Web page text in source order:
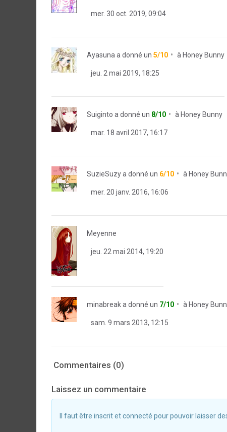
mer. 30 oct. 2019, 09:04
Ayasuna a donné un 5/10 à Honey Bunny
jeu. 2 mai 2019, 18:25
Suiginto a donné un 8/10 à Honey Bunny
mar. 18 avril 2017, 16:17
SuzieSuzya donné un 6/10 à Honey
mer. 20 janv. 2016, 16:06
Meyenne
jeu. 22 mai 2014, 19:20
minabreaka donné un 7/10 à Honey
sam. 9 mars 2013, 12:15
Commentaires (0)
Laissez un commentaire
Il faut être inscrit et connecté pour pouvoir laisser